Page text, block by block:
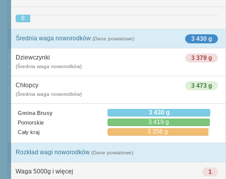
8
3 430 g
Średnia waga noworodków (Dane powiatowe)
3 379 g
Dziewczynki
(Średnia waga noworodków)
3 473 g
Chłopcy
(Średnia waga noworodków)
Gmina Brusy 3 430 g
Pomorskie 3 419 g
Cały kraj 3 356 g
Rozkład wagi noworodków (Dane powiatowe)
1
Waga 5000g i więcej